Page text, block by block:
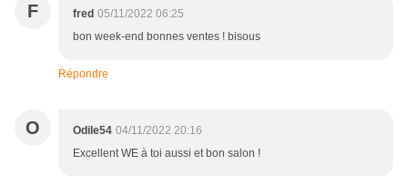
F fred 05/11/2022 06:25
bon week-end bonnes ventes ! bisous
Répondre
O Odile54 04/11/2022 20:16
Excellent WE à toi aussi et bon salon !